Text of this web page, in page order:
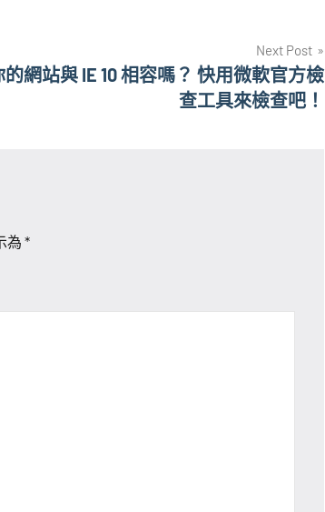
Next Post
的網站與 IE 10 相容嗎？ 快用微軟官方檢
查工具來檢查吧！
為 *